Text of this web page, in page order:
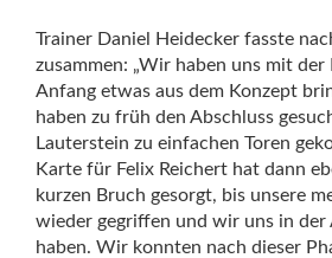
Trainer Daniel Heidecker fasste
zusammen: „Wir haben uns mit
Anfang etwas aus dem Konzept
haben zu früh den Abschluss
Lauterstein zu einfachen Toren
Karte für Felix Reichert hat dann
kurzen Bruch gesorgt, bis unsere
wieder gegriffen und wir uns in
haben. Wir konnten nach dieser